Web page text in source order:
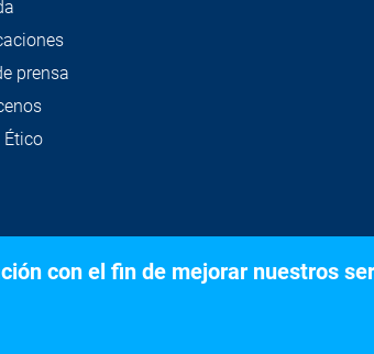
prensa
Ético
con el fin de mejorar nuestros